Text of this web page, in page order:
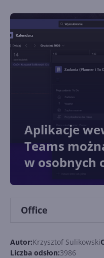
Aplikacje
Teams
w osobnych
Office
Autor:Krzysztof Sulikowski
Liczba odsłon:3986